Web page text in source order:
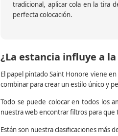
tradicional, aplicar cola en la tira
perfecta colocación.
¿La estancia influye a
El papel pintado Saint Honore viene
combinar para crear un estilo único y
Todo se puede colocar en todos los
nuestra web encontrar filtros para que
Están son nuestra clasificaciones más